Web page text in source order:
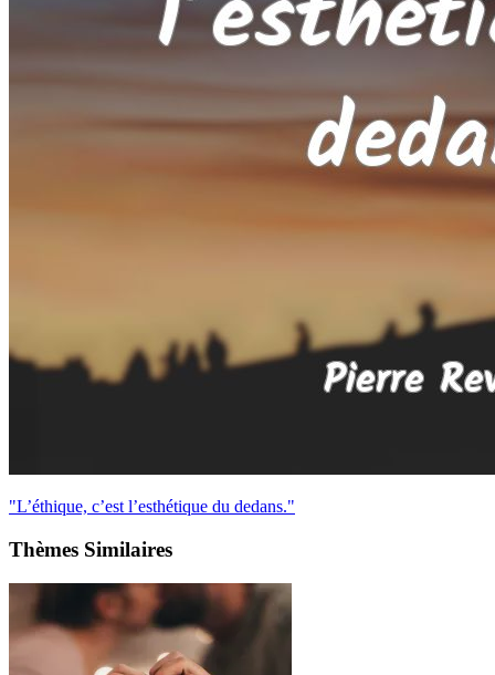
"L’éthique, c’est l’esthétique du dedans."
Thèmes Similaires